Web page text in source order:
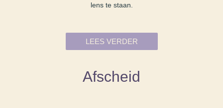
lens te staan.
LEES VERDER
Afscheid